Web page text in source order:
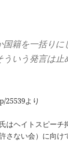
国籍を一括りに
ういう発言は止
25539より
はヘイトスピーチ
さない会）に向け